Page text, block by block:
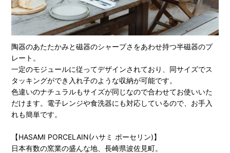
陶器のあたたかみと磁器のシャープさをあわせ持つ半磁器のプ
レート。
一定のモジュールに従ってデザインされており、同サイズでス
タッキングができ入れ子のような収納が可能です。
色違いのナチュラルもサイズが同じなので合わせてお使いいた
だけます。電子レンジや食洗器にも対応しているので、お手入
れも簡単です。
【HASAMI PORCELAIN(ハサミ ポーセリン)】
日本有数の窯業の盛んな地、長崎県波佐見町。